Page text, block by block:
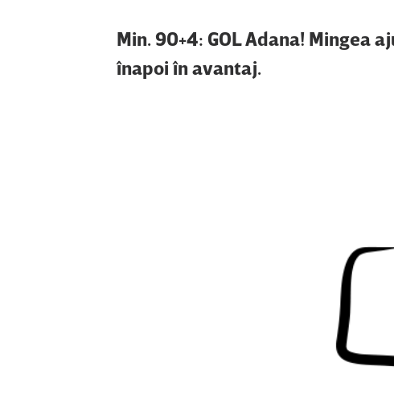
Min. 90+4: GOL Adana! Mingea
înapoi în avantaj.